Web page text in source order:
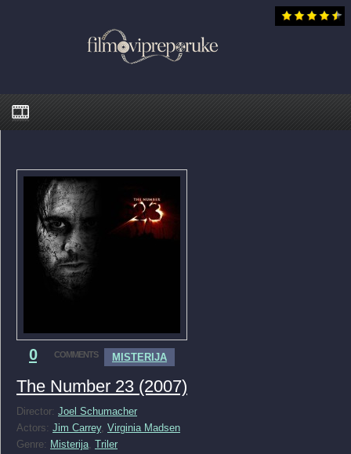
0 COMMENTS MISTERIJA
The Number 23 (2007)
Director: Joel Schumacher
Actors: Jim Carrey, Virginia Madsen
Genre: Misterija Triler